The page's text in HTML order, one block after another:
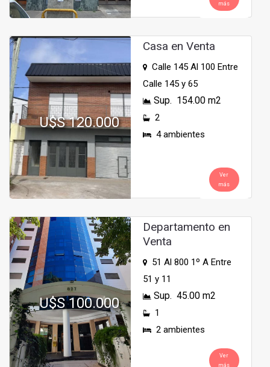
más
U$S 120.000
Casa en Venta
Calle 145 Al 100 Entre
Calle 145 y 65
Sup. 154.00 m2
2
4 ambientes
Ver
más
U$S 100.000
Departamento en
Venta
51 Al 800 1º A Entre
51 y 11
Sup. 45.00 m2
1
2 ambientes
Ver
más